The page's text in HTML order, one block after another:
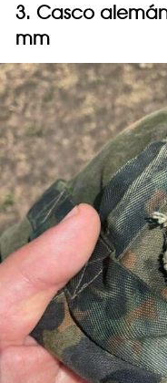
3. Casco
mm